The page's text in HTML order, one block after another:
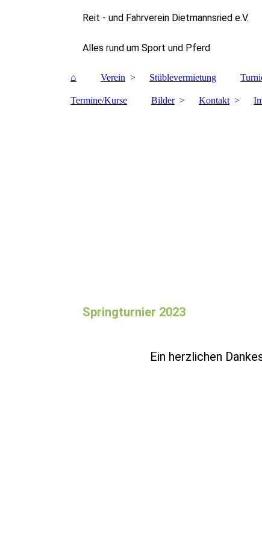
Reit - und Fahrverein Dietmannsried e.V.
Alles rund um Sport und Pferd
⌂ Verein Stüblevermietung
Termine/Kurse Bilder Kontakt
Springturnier 2023
Ein herzlichen